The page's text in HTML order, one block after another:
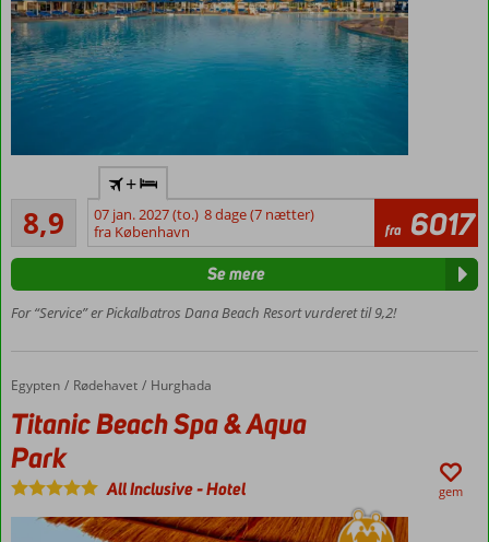
sandstrand
Luksuriøst
hotel med
god
Flere pools og
All Inclusive
med mange
og barer
Værelser
med
plads til
4
personer
8,9Alletiders
305
anmeldelser
+
07 jan. 2027 (to.) 8 dage (7 nætter)
fra København
fra 6017
For “Service” er Pickalbatros Dana Beach Resort vurderet til 9,2!
Se mere
Forside
Egypten Rødehavet Hurghada
Titanic Beach Spa & Aqua Park
Titanic Beach Spa & Aqua
Park
All Inclusive-Hotel gem